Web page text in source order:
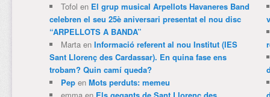
Tofol en El grup musical Arpellots Havaneres Band
celebren el seu 25è aniversari presentat el nou disc
“ARPELLOTS A BANDA”
Martaen Informació referent al nou Institut (IES
Sant Llorenç des Cardassar). En quina fase ens
trobam? Quin camí queda?
Pepen Mots perduts: memeu